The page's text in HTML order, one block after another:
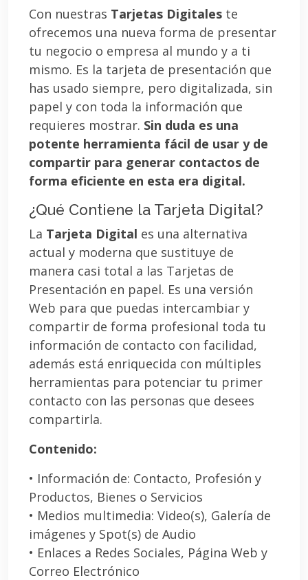
Con nuestras Tarjetas Digitales te
ofrecemos una nueva forma de presentar
tu negocio o empresa al mundo y a ti
mismo. Es la tarjeta de presentación que
has usado siempre, pero digitalizada, sin
papel y con toda la información que
requieres mostrar. Sin duda es una
potente herramienta fácil de usar y de
compartir para generar contactos de
forma eficiente en esta era digital.
¿Qué Contiene la Tarjeta Digital?
La Tarjeta Digital es una alternativa
actual y moderna que sustituye de
manera casi total a las Tarjetas de
Presentación en papel. Es una versión
Web para que puedas intercambiar y
compartir de forma profesional toda tu
información de contacto con facilidad,
además está enriquecida con múltiples
herramientas para potenciar tu primer
contacto con las personas que desees
compartirla.
Contenido:
• Información de: Contacto, Profesión y
Productos, Bienes o Servicios
• Medios multimedia: Video(s), Galería de
imágenes y Spot(s) de Audio
• Enlaces a Redes Sociales, Página Web y
Correo Electrónico